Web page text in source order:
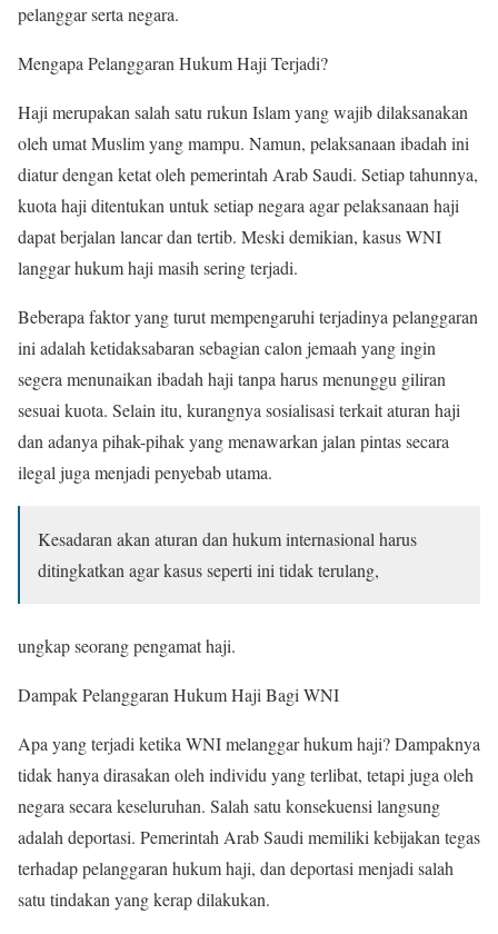
pelanggar serta negara.
Mengapa Pelanggaran Hukum Haji Terjadi?
Haji merupakan salah satu rukun Islam yang wajib dilaksanakan
oleh umat Muslim yang mampu. Namun, pelaksanaan ibadah ini
diatur dengan ketat oleh pemerintah Arab Saudi. Setiap tahunnya,
kuota haji ditentukan untuk setiap negara agar pelaksanaan haji
dapat berjalan lancar dan tertib. Meski demikian, kasus WNI
langgar hukum haji masih sering terjadi.
Beberapa faktor yang turut mempengaruhi terjadinya pelanggaran
ini adalah ketidaksabaran sebagian calon jemaah yang ingin
segera menunaikan ibadah haji tanpa harus menunggu giliran
sesuai kuota. Selain itu, kurangnya sosialisasi terkait aturan haji
dan adanya pihak-pihak yang menawarkan jalan pintas secara
ilegal juga menjadi penyebab utama.
Kesadaran akan aturan dan hukum internasional harus
ditingkatkan agar kasus seperti ini tidak terulang,
ungkap seorang pengamat haji.
Dampak Pelanggaran Hukum Haji Bagi WNI
Apa yang terjadi ketika WNI melanggar hukum haji? Dampaknya
tidak hanya dirasakan oleh individu yang terlibat, tetapi juga oleh
negara secara keseluruhan. Salah satu konsekuensi langsung
adalah deportasi. Pemerintah Arab Saudi memiliki kebijakan tegas
terhadap pelanggaran hukum haji, dan deportasi menjadi salah
satu tindakan yang kerap dilakukan.